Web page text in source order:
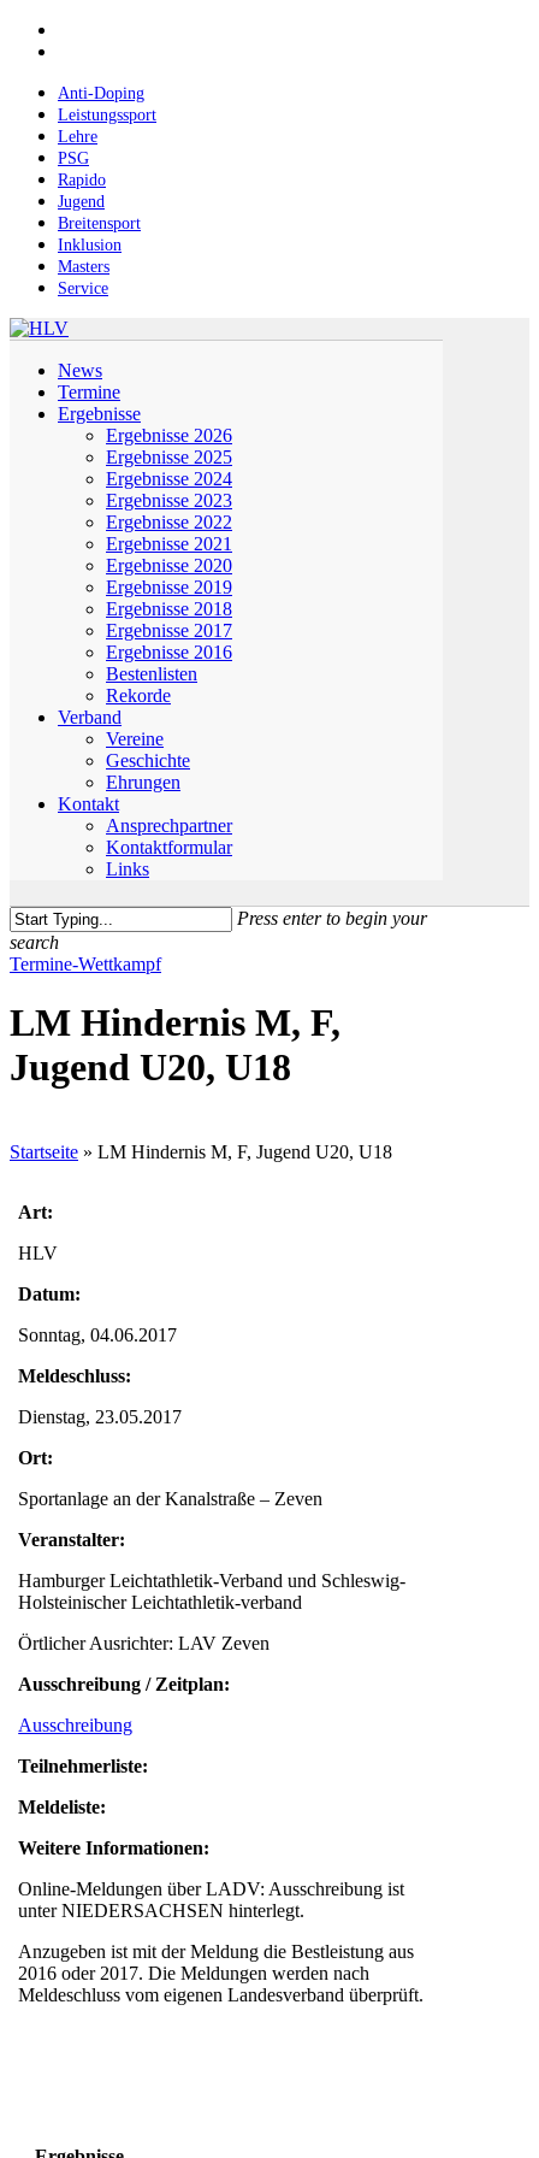
Skip
contentAnti-Doping
Leistungssport
Lehre
PSG
Rapido
Jugend
Breitensport
Inklusion
Masters
Service
News
Termine
Ergebnisse
Ergebnisse 2026
Ergebnisse 2025
Ergebnisse 2024
Ergebnisse 2023
Ergebnisse 2022
Ergebnisse 2021
Ergebnisse 2020
Ergebnisse 2019
Ergebnisse 2018
Ergebnisse 2017
Ergebnisse 2016
Bestenlisten
Rekorde
Verband
Vereine
Geschichte
Ehrungen
Kontakt
Ansprechpartner
Kontaktformular
Links
Press enter to begin your
search
Close
Termine-Wettkampf
LM Hindernis M, F,
Jugend U20, U18
Startseite » LM Hindernis M, F, Jugend U20, U18
Art:
HLV
Datum:
Sonntag, 04.06.2017
Meldeschluss:
Dienstag, 23.05.2017
Ort:
Sportanlage an der Kanalstraße – Zeven
Veranstalter:
Hamburger Leichtathletik-Verband und Schleswig-
Holsteinischer Leichtathletik-verband
Örtlicher Ausrichter: LAV Zeven
Ausschreibung / Zeitplan:
Ausschreibung
Teilnehmerliste:
Meldeliste:
Weitere Informationen:
Online-Meldungen über LADV: Ausschreibung ist
unter NIEDERSACHSEN hinterlegt.
Anzugeben ist mit der Meldung die Bestleistung aus
2016 oder 2017. Die Meldungen werden nach
Meldeschluss vom eigenen Landesverband überprüft.